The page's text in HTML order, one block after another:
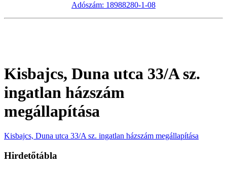
Adószám: 18988280-1-08
Kisbajcs, Duna utca 33/A sz.
ingatlan házszám
megállapítása
Kisbajcs, Duna utca 33/A sz. ingatlan házszám megállapítása
Hirdetőtábla